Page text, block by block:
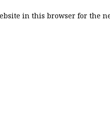
in this browser for the